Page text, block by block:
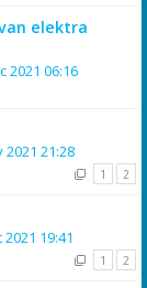
elektra
2021 06:16
2021 21:28
1 2
2021 19:41
1 2